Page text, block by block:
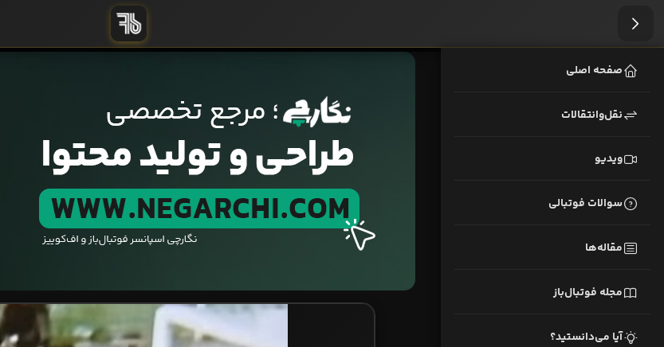
صفحه اصلی
نقل‌وانتقالات
ویدیو
سوالات فوتبالی
مقاله‌ها
مجله فوتبال‌باز
آیا می‌دانستید؟